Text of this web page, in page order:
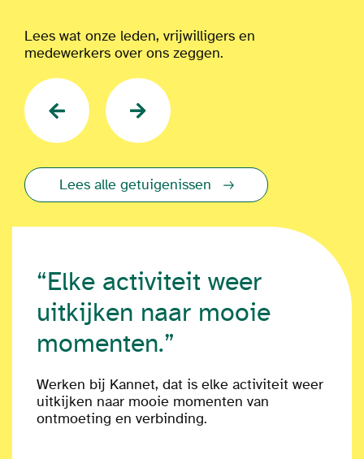
Lees wat onze leden, vrijwilligers en
medewerkers over ons zeggen.
Lees alle getuigenissen
“Elke activiteit weer
uitkijken naar mooie
momenten.”
Werken bij Kannet, dat is elke activiteit weer
uitkijken naar mooie momenten van
ontmoeting en verbinding.